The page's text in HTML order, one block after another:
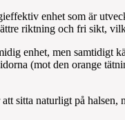
enhet som är
riktning och fri sikt,
enhet, men samtidigt
(mot den orange
sitta naturligt på halsen,